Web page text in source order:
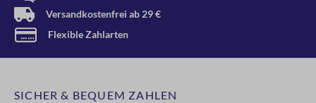
Versandkostenfrei ab 29 €
Flexible Zahlarten
SICHER & BEQUEM ZAHLEN